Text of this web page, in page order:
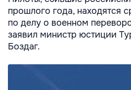
прошлого года, находятся
по делу о военном
заявил министр юстиции
Боздаг.